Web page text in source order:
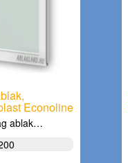
Econoline
ablak…